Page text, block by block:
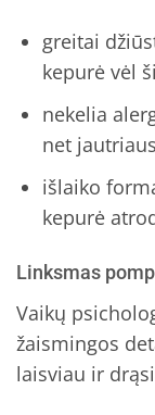
greitai
kepurė vėl
nekelia
net
išlaiko
kepurė
Linksmas
Vaikų
žaismingos
laisviau ir